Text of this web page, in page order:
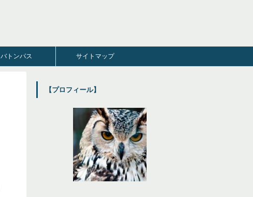
バトンパス サイトマップ
【プロフィール】